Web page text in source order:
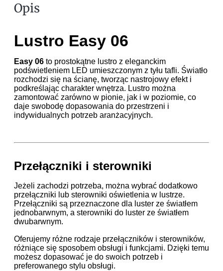
Opis
Lustro Easy 06
Easy 06 to prostokątne lustro z eleganckim
podświetleniem LED umieszczonym z tyłu tafli. Światło
rozchodzi się na ścianę, tworząc nastrojowy efekt i
podkreślając charakter wnętrza. Lustro można
zamontować zarówno w pionie, jak i w poziomie, co
daje swobodę dopasowania do przestrzeni i
indywidualnych potrzeb aranżacyjnych.
Przełączniki i sterowniki
Jeżeli zachodzi potrzeba, można wybrać dodatkowo
przełączniki lub sterowniki oświetlenia w lustrze.
Przełączniki są przeznaczone dla luster ze światłem
jednobarwnym, a sterowniki do luster ze światłem
dwubarwnym.
Oferujemy różne rodzaje przełączników i sterowników,
różniące się sposobem obsługi i funkcjami. Dzięki temu
możesz dopasować je do swoich potrzeb i
preferowanego stylu obsługi.